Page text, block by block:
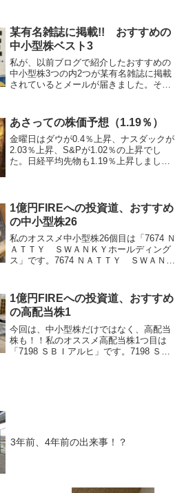
ンの企画・開発・運用を行っている会社
です。売上高...
某有名雑誌に掲載!! おすすめの
中小型株ベスト3
私が、以前ブログで紹介したおすすめの
中小型株3つの内2つが某有名雑誌に掲載
されているとメールが届きました。それ
の2つとも私が紹介した株でした！！“株
価10倍”期待の...
あさっての株価予想（1.19％）
金曜日はダウが0.4％上昇、ナスダックが
2.03％上昇、S&Pが1.02％の上昇でし
た。日経平均先物も1.19％上昇しました
され...
1億円FIREへの投資道、おすすめ
の中小型株26
私のオススメ中小型株26個目は「7674 Ｎ
ＡＴＴＹ ＳＷＡＮＫＹホールディング
ス」です。7674 ＮＡＴＴＹ ＳＷＡＮＫ
ンダダン』を直営している会社です。4年
で売...
1億円FIREへの投資道、おすすめ
の高配当株1
今回は、中小型株だけではなく、高配当
株も！！私のオススメ高配当株1つ目は
「7198 ＳＢＩアルヒ」です。7198 ＳＢ
3年前、4年前の出来事！？